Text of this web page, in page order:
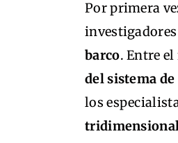
Por primera
barco. Entre
del sistema
los